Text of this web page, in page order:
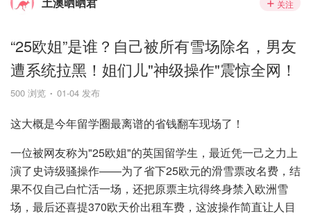
关注
“25欧姐”是谁？自己被所有雪场除名，男友
遭系统拉黑！姐们儿"神级操作"震惊全网！
500 浏览 01-04 发布
这大概是今年留学圈最离谱的省钱翻车现场了！
一位被网友称为"25欧姐"的英国留学生，最近凭一己之力上
演了史诗级骚操作——为了省下25欧元的滑雪票改名费，结
果不仅自己白忙活一场，还把原票主坑得终身禁入欧洲雪
场，最后还喜提370欧天价出租车费，这波操作简直让人目